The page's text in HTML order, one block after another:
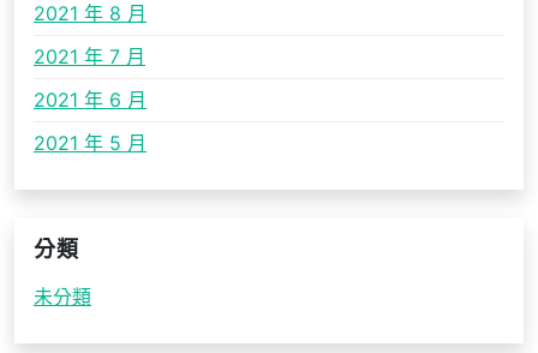
2021 年 8 月
2021 年 7 月
2021 年 6 月
2021 年 5 月
分類
未分類